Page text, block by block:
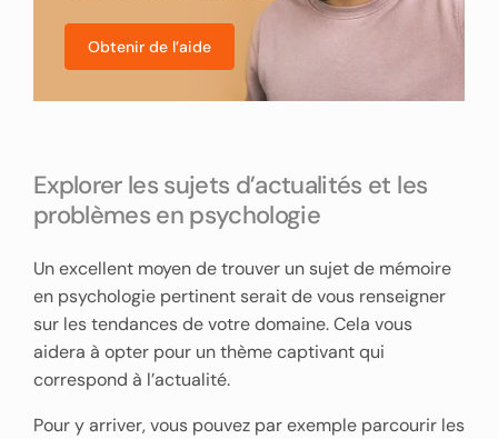
Obtenir de l’aide
Explorer les sujets d’actualités et les
problèmes en psychologie
Un excellent moyen de trouver un sujet de mémoire
en psychologie pertinent serait de vous renseigner
sur les tendances de votre domaine. Cela vous
aidera à opter pour un thème captivant qui
correspond à l’actualité.
Pour y arriver, vous pouvez par exemple parcourir les